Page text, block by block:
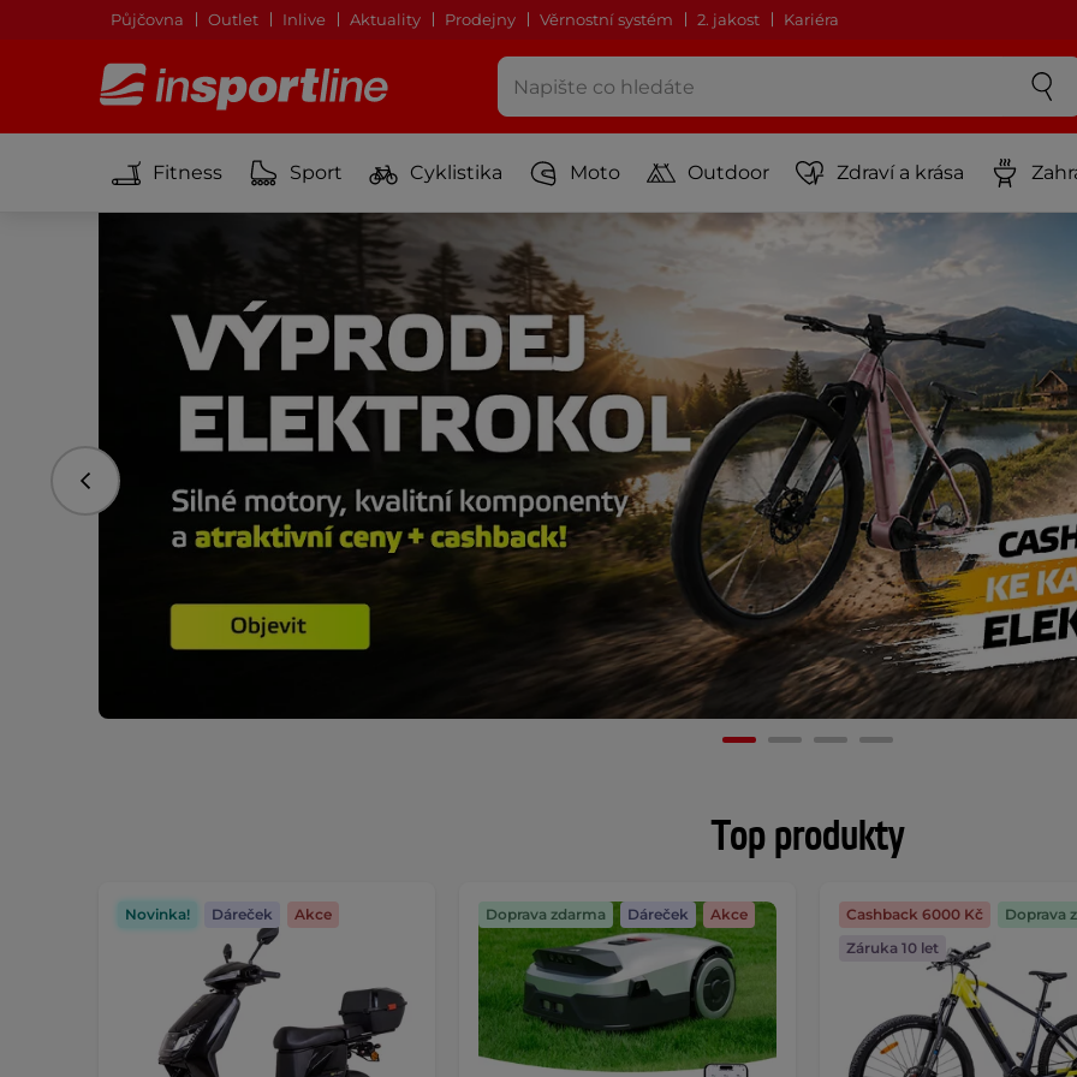
Půjčovna Outlet Inlive Aktuality Prodejny Věrnostní systém 2. jakost Kariéra
Fitness Sport Cyklistika Moto Outdoor Zdraví a krása
Předchozí
Top produkty
Novinka! Dáreček Akce Doprava zdarma Dáreček Akce Cashback 6000 Kč
Doprava
Záruka 10 let